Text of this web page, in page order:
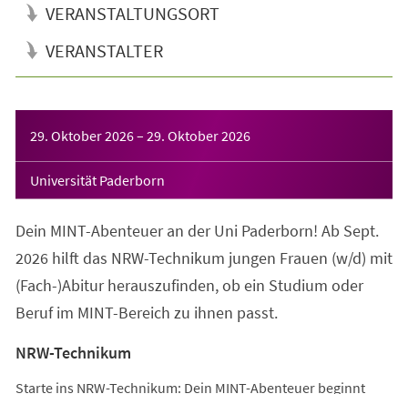
VERANSTALTUNGSORT
VERANSTALTER
29. Oktober 2026– 29. Oktober 2026
Universität Paderborn
Dein MINT-Abenteuer an der Uni Paderborn! Ab Sept.
2026 hilft das NRW-Technikum jungen Frauen (w/d) mit
(Fach-)Abitur herauszufinden, ob ein Studium oder
Beruf im MINT-Bereich zu ihnen passt.
NRW-Technikum
Starte ins NRW-Technikum: Dein MINT-Abenteuer beginnt